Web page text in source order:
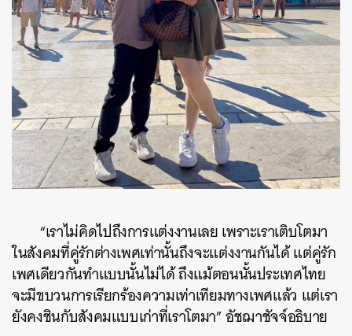
“เราไม่คิดไปถึงการแต่งงานเลย เพราะเราเติบโตมา
ในสังคมที่คู่รักต่างเพศเท่านั้นถึงจะแต่งงานกันได้ แต่คู่รัก
เพศเดียวกันทำแบบนั้นไม่ได้ ถึงแม้ตอนนั้นประเทศไทย
จะมีขบวนการเรียกร้องความเท่าเทียมทางเพศแล้ว แต่เรา
ยังคงชินกับสังคมแบบเก่าที่เราโตมา” อัชฌาชัจจ์อธิบาย
ค้นหา
SHARE TWEET LINE EMAIL